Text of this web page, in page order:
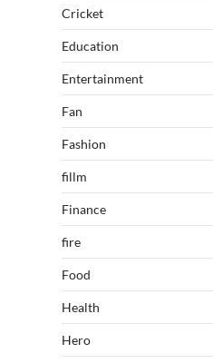
Cricket
Education
Entertainment
Fan
Fashion
fillm
Finance
fire
Food
Health
Hero